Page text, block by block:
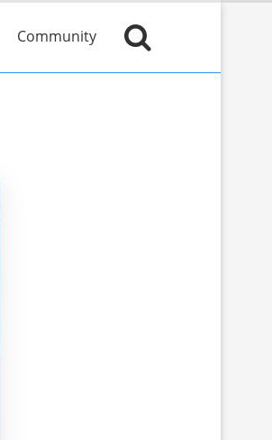
Community